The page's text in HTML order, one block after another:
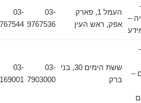
העמל 1, פארק
אפק, ראש העין
9767536
9767544
ששת הימים 30, בני 03-
7903000
5169001